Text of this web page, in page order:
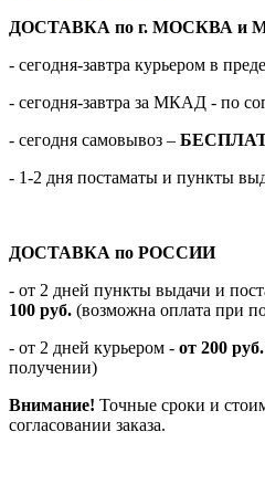
ДОСТАВКА по г. МОСКВА и
- сегодня-завтра курьером в
- сегодня-завтра за МКАД - по
- сегодня самовывоз –
- 1-2 дня постаматы и пункты
ДОСТАВКА по РОССИИ
- от 2 дней пункты выдачи и
100 руб. (возможна оплата при
- от 2 дней курьером - от 200 руб.
получении)
Внимание! Точные сроки и
согласовании заказа.